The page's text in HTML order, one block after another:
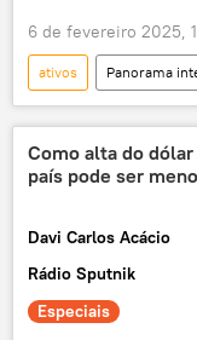
mercado financeiro
valorização
6 de fevereiro 2025,
ativos Panorama
Joe Biden
Estados Unidos
conflito ucraniano
Como alta do
país pode ser
Davi Carlos Acácio
Rádio Sputnik
Especiais